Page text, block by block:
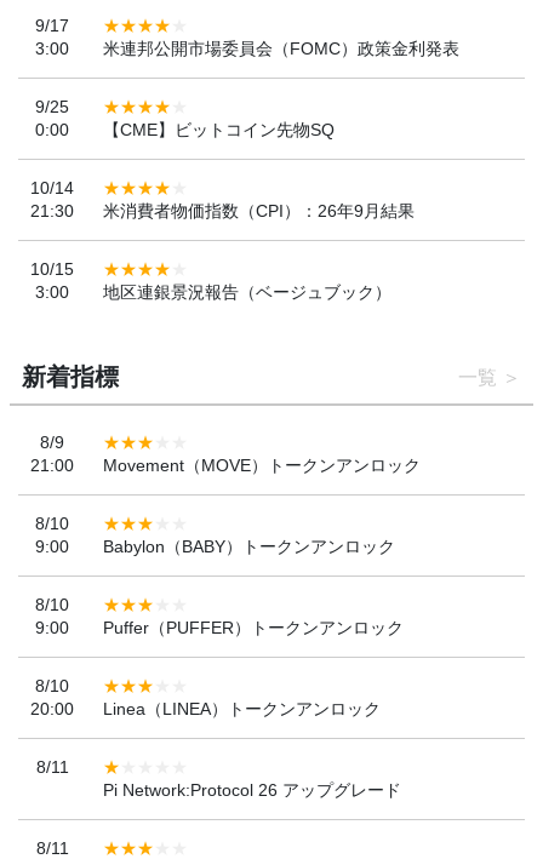
9/17
3:00
米連邦公開市場委員会（FOMC）政策金利発表
9/25
0:00
【CME】ビットコイン先物SQ
10/14
21:30
米消費者物価指数（CPI）：26年9月結果
10/15
3:00
地区連銀景況報告（ベージュブック）
新着指標 一覧
8/9
21:00
Movement（MOVE）トークンアンロック
8/10
9:00
Babylon（BABY）トークンアンロック
8/10
9:00
Puffer（PUFFER）トークンアンロック
8/10
20:00
Linea（LINEA）トークンアンロック
8/11
Pi Network:Protocol 26 アップグレード
8/11